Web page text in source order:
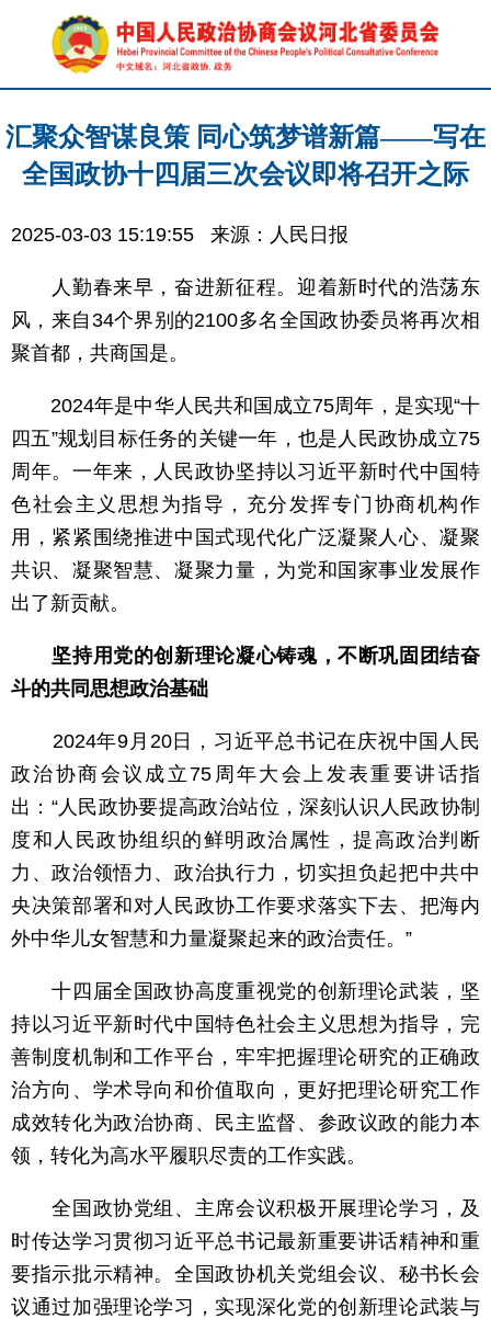
汇聚众智谋良策 同心筑梦谱新篇——写在
全国政协十四届三次会议即将召开之际
2025-03-03 15:19:55 来源：人民日报
人勤春来早，奋进新征程。迎着新时代的浩荡东
风，来自34个界别的2100多名全国政协委员将再次相
聚首都，共商国是。
2024年是中华人民共和国成立75周年，是实现“十
四五”规划目标任务的关键一年，也是人民政协成立75
周年。一年来，人民政协坚持以习近平新时代中国特
色社会主义思想为指导，充分发挥专门协商机构作
用，紧紧围绕推进中国式现代化广泛凝聚人心、凝聚
共识、凝聚智慧、凝聚力量，为党和国家事业发展作
出了新贡献。
坚持用党的创新理论凝心铸魂，不断巩固团结奋
斗的共同思想政治基础
2024年9月20日，习近平总书记在庆祝中国人民
政治协商会议成立75周年大会上发表重要讲话指
出：“人民政协要提高政治站位，深刻认识人民政协制
度和人民政协组织的鲜明政治属性，提高政治判断
力、政治领悟力、政治执行力，切实担负起把中共中
央决策部署和对人民政协工作要求落实下去、把海内
外中华儿女智慧和力量凝聚起来的政治责任。”
十四届全国政协高度重视党的创新理论武装，坚
持以习近平新时代中国特色社会主义思想为指导，完
善制度机制和工作平台，牢牢把握理论研究的正确政
治方向、学术导向和价值取向，更好把理论研究工作
成效转化为政治协商、民主监督、参政议政的能力本
领，转化为高水平履职尽责的工作实践。
全国政协党组、主席会议积极开展理论学习，及
时传达学习贯彻习近平总书记最新重要讲话精神和重
要指示批示精神。全国政协机关党组会议、秘书长会
议通过加强理论学习，实现深化党的创新理论武装与